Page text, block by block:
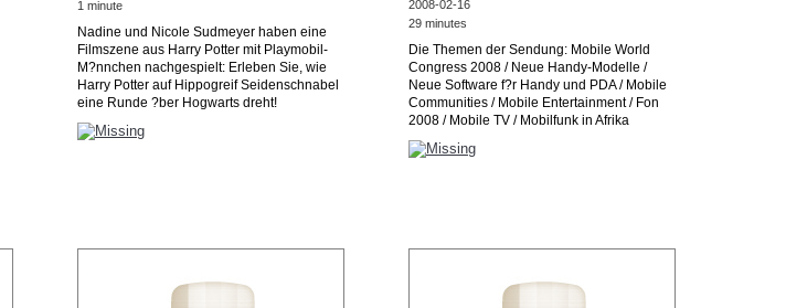
1 minute
Nadine und Nicole Sudmeyer haben eine
Filmszene aus Harry Potter mit Playmobil-
M?nnchen nachgespielt: Erleben Sie, wie
Harry Potter auf Hippogreif Seidenschnabel
eine Runde ?ber Hogwarts dreht!
2008-02-16
29 minutes
Die Themen der Sendung: Mobile World
Congress 2008 / Neue Handy-Modelle /
Neue Software f?r Handy und PDA / Mobile
Communities / Mobile Entertainment / Fon
2008 / Mobile TV / Mobilfunk in Afrika